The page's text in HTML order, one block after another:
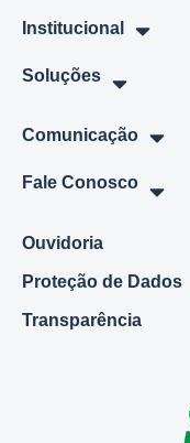
Institucional
Soluções
Comunicação
Fale Conosco
Ouvidoria
Proteção de Dados
Transparência